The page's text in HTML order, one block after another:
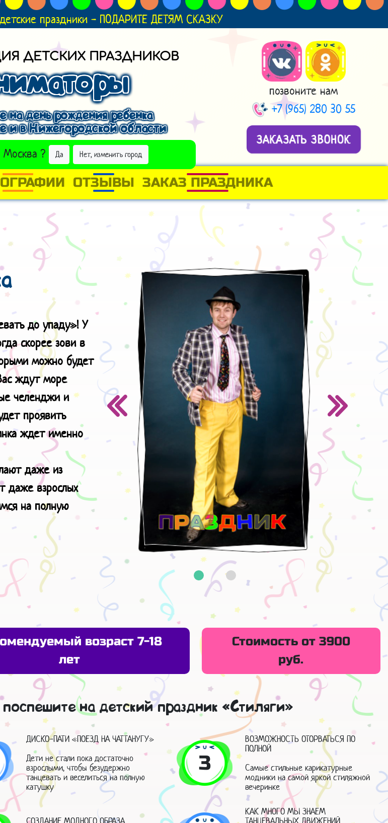
праздники - ПОДАРИТЕ ДЕТЯМ СКАЗКУ
ДЕТСКИХ ПРАЗДНИКОВ
на день рождения ребенка
и в Нижегородской области
Москва ? Да Нет, изменить город
ВЫБРАТЬ ДРУГОЙ ГОРОД
позвоните нам
+7 (965) 280 30 55
ЗАКАЗАТЬ ЗВОНОК
ОТЗЫВЫ ЗАКАЗ ПРАЗДНИКА
до упаду»! У
скорее зови в
можно будет
ждут море
челенджи и
проявить
ждет именно
даже из
даже взрослых
на полную
возраст 7-18
лет
Стоимость от 3900
руб.
на детский праздник «Стиляги»
ДИСКО-ПАТИ «ПОЕЗД НА ЧАТТАНУГУ»
Дети не стали пока достаточно
взрослыми, чтобы безудержно
танцевать и веселиться на полную
катушку
3
ВОЗМОЖНОСТЬ ОТОРВАТЬСЯ ПО
ПОЛНОЙ
Самые стильные карикатурные
модники на самой яркой стиляжной
вечеринке
КАК МНОГО МЫ ЗНАЕМ